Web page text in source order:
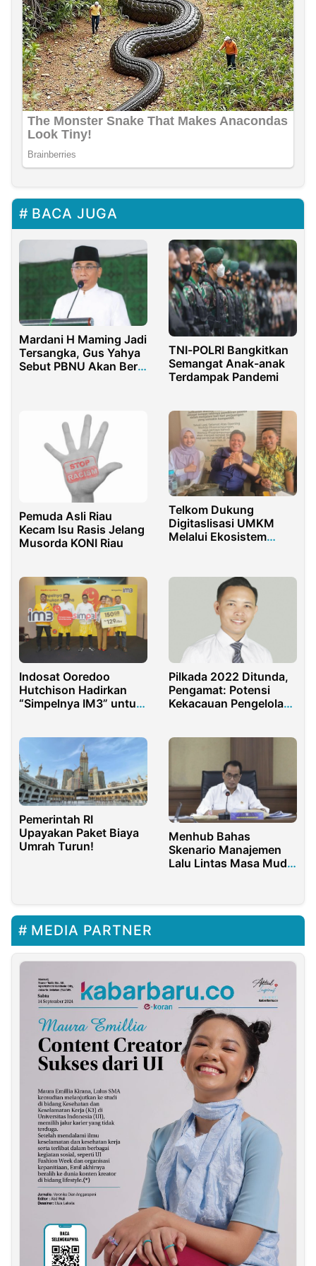
BACA JUGA
Mardani H Maming Jadi
Tersangka, Gus Yahya
Sebut PBNU Akan Beri
TNI-POLRI Bangkitkan
Semangat Anak-anak
Terdampak Pandemi
Pemuda Asli Riau
Kecam Isu Rasis Jelang
Musorda KONI Riau
Telkom Dukung
Digitaslisasi UMKM
Melalui Ekosistem
Indosat Ooredoo
Hutchison Hadirkan
“Simpelnya IM3” untuk
Pilkada 2022 Ditunda,
Pengamat: Potensi
Kekacauan Pengelolaan
Pemerintah RI
Upayakan Paket Biaya
Umrah Turun!
Menhub Bahas
Skenario Manajemen
Lalu Lintas Masa Mudik
MEDIA PARTNER